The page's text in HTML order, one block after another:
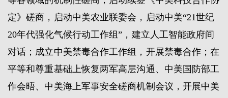
定》磋商，启动中美农业联委会，启动中美“21世纪
20年代强化气候行动工作组”，建立人工智能政府间
对话；成立中美禁毒合作工作组，开展禁毒合作；在
平等和尊重基础上恢复两军高层沟通、中美国防部工
作会晤、中美海上军事安全磋商机制会议，开展中美